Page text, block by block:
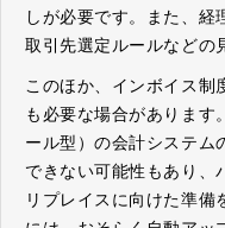
しが必要です。また、経
取引先選定ルールなどの
このほか、インボイス制
も必要な場合があります
ール型）の会計システム
できない可能性もあり、
リプレイスに向けた準備